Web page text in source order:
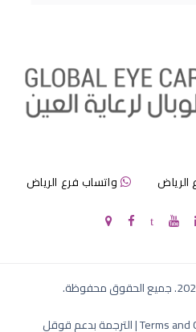
الرياض واتساب فرع الرياض
. جميع الحقوق محفوظة.
Terms and
|الترجمة بدعم قوقل